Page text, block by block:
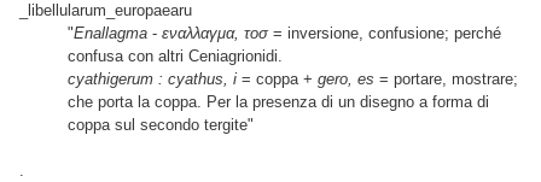
_libellularum_europaearu
"Enallagma - εναλλαγμα, τοσ= inversione, confusione; perché
confusa con altri Ceniagrionidi.
cyathigerum : cyathus, i = coppa + gero, es = portare, mostrare;
che porta la coppa. Per la presenza di un disegno a forma di
coppa sul secondo tergite"
.